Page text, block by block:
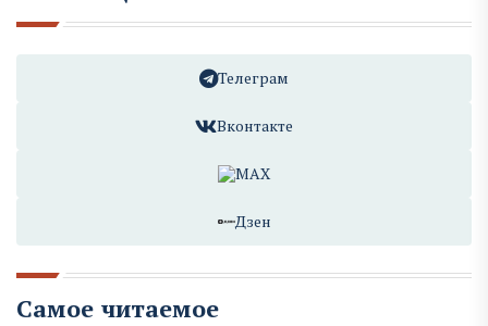
Телеграм
Вконтакте
MAX
Дзен
Самое читаемое